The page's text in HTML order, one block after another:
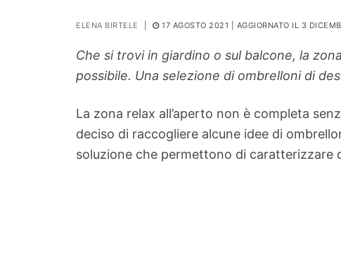
Ortaggio
Search for:
ELENA BIRTELE 17 AGOSTO 2021 | AGGIORNATO IL 3
Che si trovi in giardino o sul balcone, la
possibile. Una selezione di ombrelloni di
La zona relax all’aperto non è completa
deciso di raccogliere alcune idee di
soluzione che permettono di caratterizzare